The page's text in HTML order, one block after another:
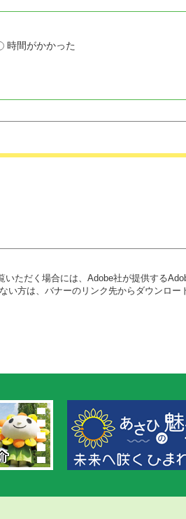
時間がかかった
ただく場合には、Adobe社が提供する
い方は、バナーのリンク先からダウンロー